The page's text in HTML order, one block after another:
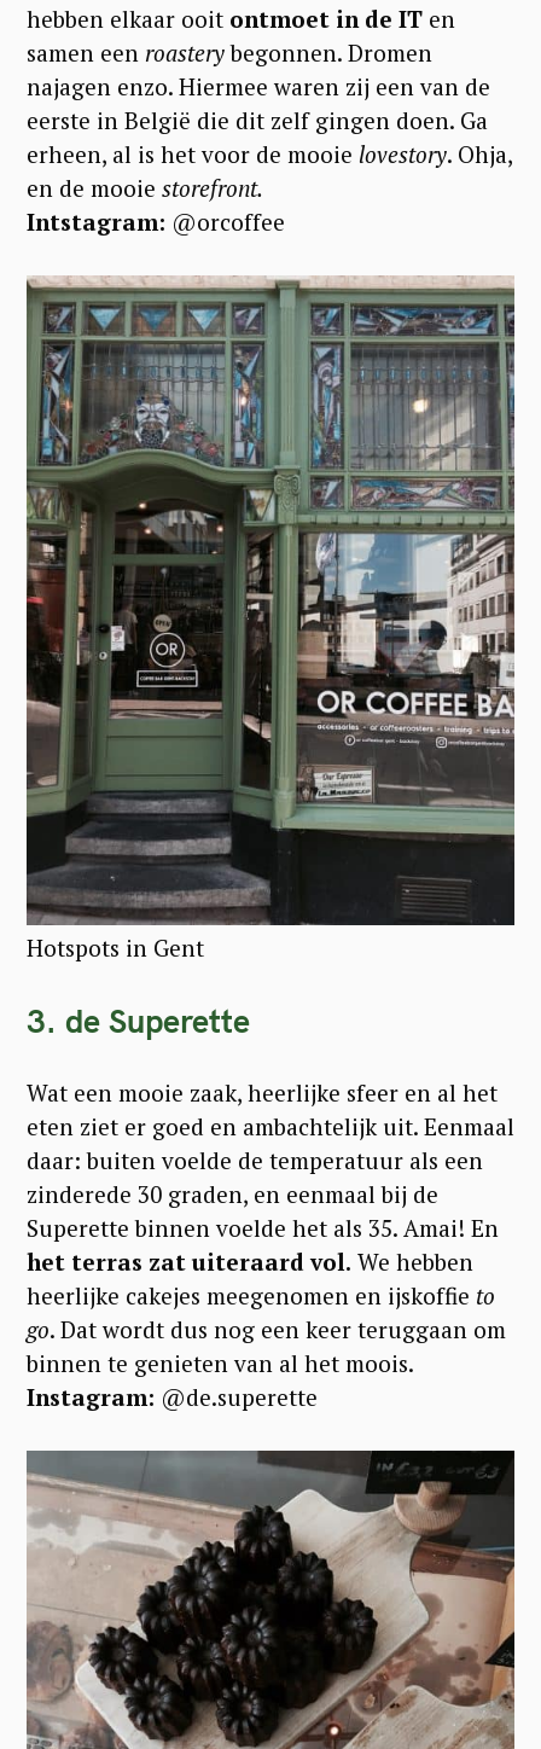
hebben elkaar ooit ontmoet in de IT en
samen een roasterybegonnen. Dromen
najagen enzo. Hiermee waren zij een van de
eerste in België die dit zelf gingen doen. Ga
erheen, al is het voor de mooie lovestory. Ohja,
en de mooie storefront.
Intstagram: @orcoffee
Hotspots in Gent
3. de Superette
Wat een mooie zaak, heerlijke sfeer en al het
eten ziet er goed en ambachtelijk uit. Eenmaal
daar: buiten voelde de temperatuur als een
zinderede 30 graden, en eenmaal bij de
Superette binnen voelde het als 35. Amai! En
het terras zat uiteraard vol. We hebben
heerlijke cakejes meegenomen en ijskoffie to
go. Dat wordt dus nog een keer teruggaan om
binnen te genieten van al het moois.
Instagram: @de.superette